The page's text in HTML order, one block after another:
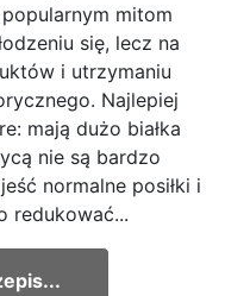
mitom
się, lecz na
i utrzymaniu
Najlepiej
mają dużo białka
nie są bardzo
normalne posiłki i
redukować...